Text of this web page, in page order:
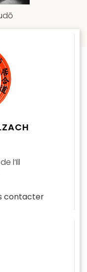
l’Ill
contacter